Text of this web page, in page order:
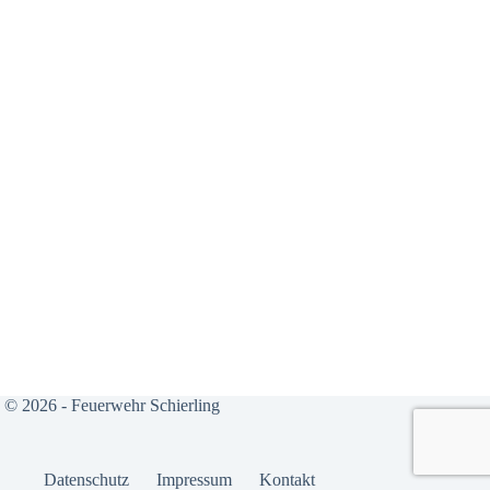
© 2026 - Feuerwehr Schierling
Daten­schutz Impres­sum Kon­takt